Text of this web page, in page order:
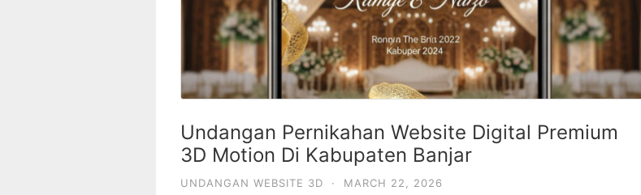
Undangan Pernikahan Website Digital Premium
3D Motion Di Kabupaten Banjar
UNDANGAN WEBSITE 3D · MARCH 22, 2026